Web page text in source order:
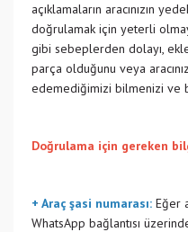
açıklamaların aracınızın
doğrulamak için yeterli
gibi sebeplerden dolayı,
parça olduğunu veya
edemediğimizi bilmenizi ve
Doğrulama için gereken
+ Araç şasi numarası: Eğer
WhatsApp bağlantısı